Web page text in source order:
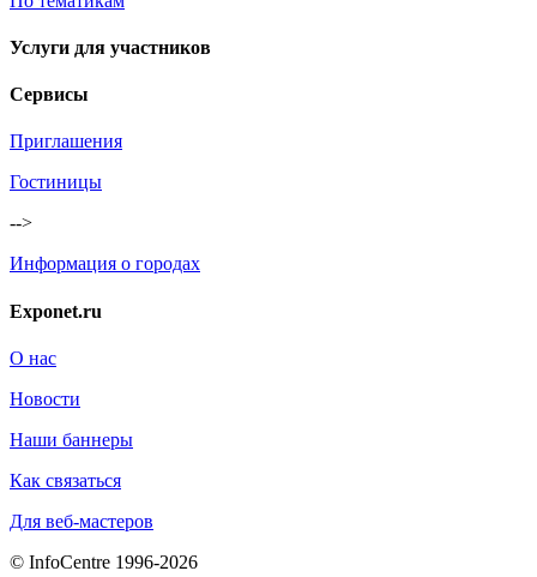
Услуги для участников
Сервисы
Приглашения
Гостиницы
-->
Информация о городах
Exponet.ru
О нас
Новости
Наши баннеры
Как связаться
Для веб-мастеров
© InfoCentre 1996-2026